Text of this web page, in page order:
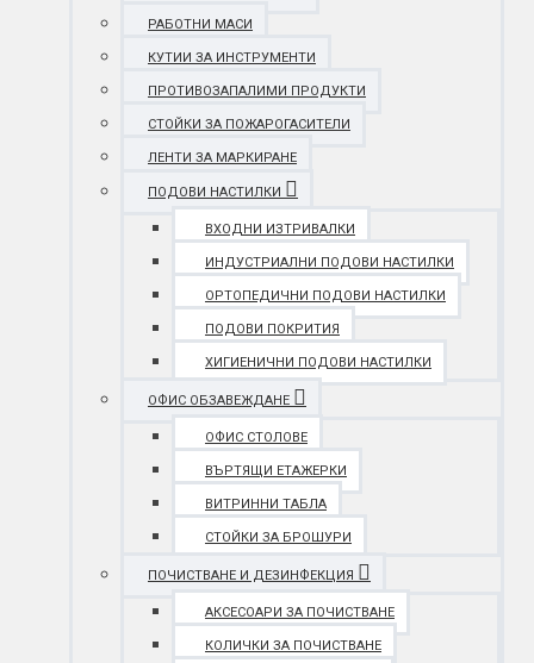
РАБОТНИ МАСИ
КУТИИ ЗА ИНСТРУМЕНТИ
ПРОТИВОЗАПАЛИМИ ПРОДУКТИ
СТОЙКИ ЗА ПОЖАРОГАСИТЕЛИ
ЛЕНТИ ЗА МАРКИРАНЕ
ПОДОВИ НАСТИЛКИ
ВХОДНИ ИЗТРИВАЛКИ
ИНДУСТРИАЛНИ ПОДОВИ НАСТИЛКИ
ОРТОПЕДИЧНИ ПОДОВИ НАСТИЛКИ
ПОДОВИ ПОКРИТИЯ
ХИГИЕНИЧНИ ПОДОВИ НАСТИЛКИ
ОФИС ОБЗАВЕЖДАНЕ
ОФИС СТОЛОВЕ
ВЪРТЯЩИ ЕТАЖЕРКИ
ВИТРИННИ ТАБЛА
СТОЙКИ ЗА БРОШУРИ
ПОЧИСТВАНЕ И ДЕЗИНФЕКЦИЯ
АКСЕСОАРИ ЗА ПОЧИСТВАНЕ
КОЛИЧКИ ЗА ПОЧИСТВАНЕ